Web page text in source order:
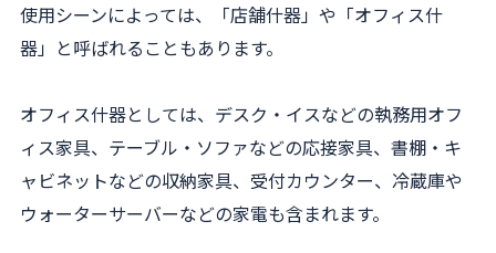
使用シーンによっては、「店舗什器」や「オフィス什
器」と呼ばれることもあります。
オフィス什器としては、デスク・イスなどの執務用オフ
ィス家具、テーブル・ソファなどの応接家具、書棚・キ
ャビネットなどの収納家具、受付カウンター、冷蔵庫や
ウォーターサーバーなどの家電も含まれます。